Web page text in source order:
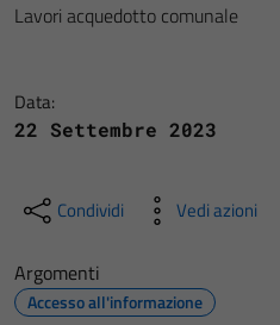
Lavori acquedotto comunale
Data:
22 Settembre 2023
Condividi Vedi azioni
Argomenti
Accesso all'informazione